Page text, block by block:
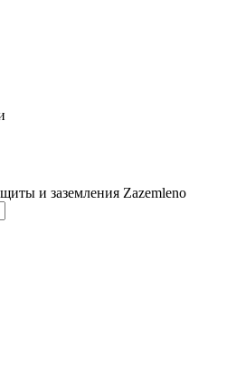
и заземления Zazemleno